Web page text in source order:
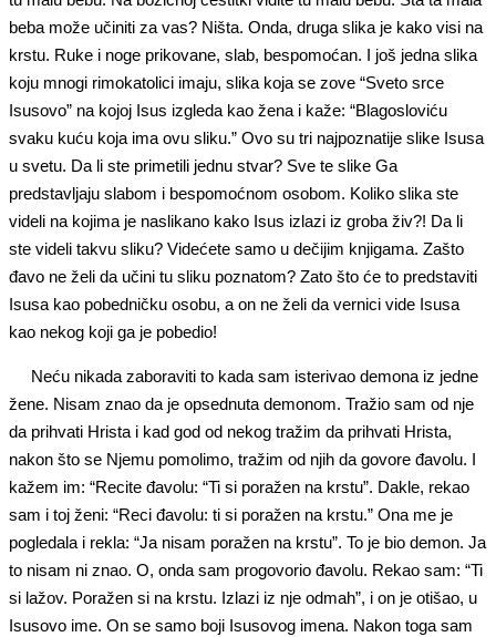
beba može učiniti za vas? Ništa. Onda, druga slika je kako visi na
krstu. Ruke i noge prikovane, slab, bespomoćan. I još jedna slika
koju mnogi rimokatolici imaju, slika koja se zove “Sveto srce
Isusovo” na kojoj Isus izgleda kao žena i kaže: “Blagosloviću
svaku kuću koja ima ovu sliku.” Ovo su tri najpoznatije slike Isusa
u svetu. Da li ste primetili jednu stvar? Sve te slike Ga
predstavljaju slabom i bespomoćnom osobom. Koliko slika ste
videli na kojima je naslikano kako Isus izlazi iz groba živ?! Da li
ste videli takvu sliku? Videćete samo u dečijim knjigama. Zašto
đavo ne želi da učini tu sliku poznatom? Zato što će to predstaviti
Isusa kao pobedničku osobu, a on ne želi da vernici vide Isusa
kao nekog koji ga je pobedio!
Neću nikada zaboraviti to kada sam isterivao demona iz jedne
žene. Nisam znao da je opsednuta demonom. Tražio sam od nje
da prihvati Hrista i kad god od nekog tražim da prihvati Hrista,
nakon što se Njemu pomolimo, tražim od njih da govore đavolu. I
kažem im: “Recite đavolu: “Ti si poražen na krstu”. Dakle, rekao
sam i toj ženi: “Reci đavolu: ti si poražen na krstu.” Ona me je
pogledala i rekla: “Ja nisam poražen na krstu”. To je bio demon. Ja
to nisam ni znao. O, onda sam progovorio đavolu. Rekao sam: “Ti
si lažov. Poražen si na krstu. Izlazi iz nje odmah”, i on je otišao, u
Isusovo ime. On se samo boji Isusovog imena. Nakon toga sam